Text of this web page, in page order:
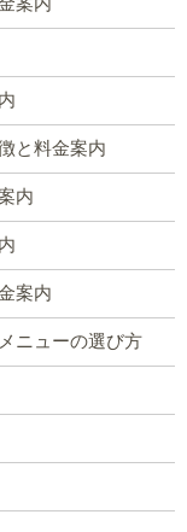
と料金案内
内
案内
ニューの選び方